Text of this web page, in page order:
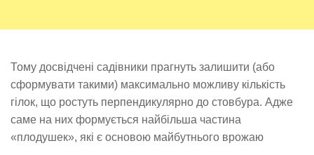
Тому досвідчені садівники прагнуть залишити (або
сформувати такими) максимально можливу кількість
гілок, що ростуть перпендикулярно до стовбура. Адже
саме на них формується найбільша частина
«плодушек», які є основою майбутнього врожаю